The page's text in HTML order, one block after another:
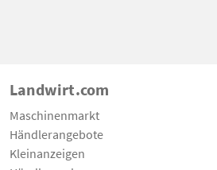
Landwirt.com
Maschinenmarkt
Händlerangebote
Kleinanzeigen